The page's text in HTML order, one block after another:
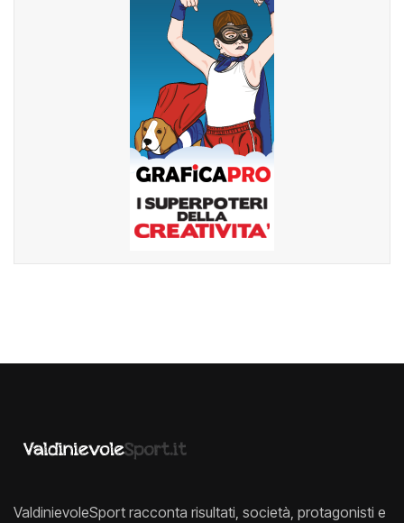
ValdinievoleSport racconta risultati, società, protagonisti e